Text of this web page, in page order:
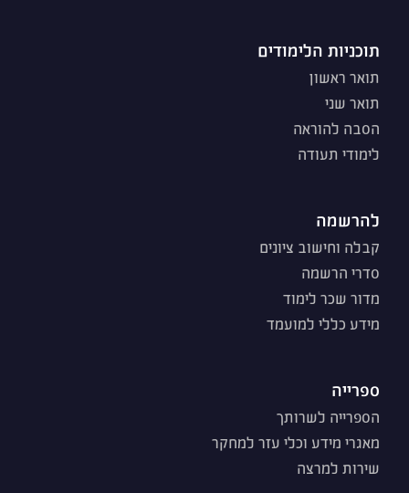
תוכניות הלימודים
תואר ראשון
תואר שני
הסבה להוראה
לימודי תעודה
להרשמה
קבלה וחישוב ציונים
סדרי הרשמה
מדור שכר לימוד
מידע כללי למועמד
ספרייה
הספרייה לשרותך
מאגרי מידע וכלי עזר למחקר
שירות למרצה